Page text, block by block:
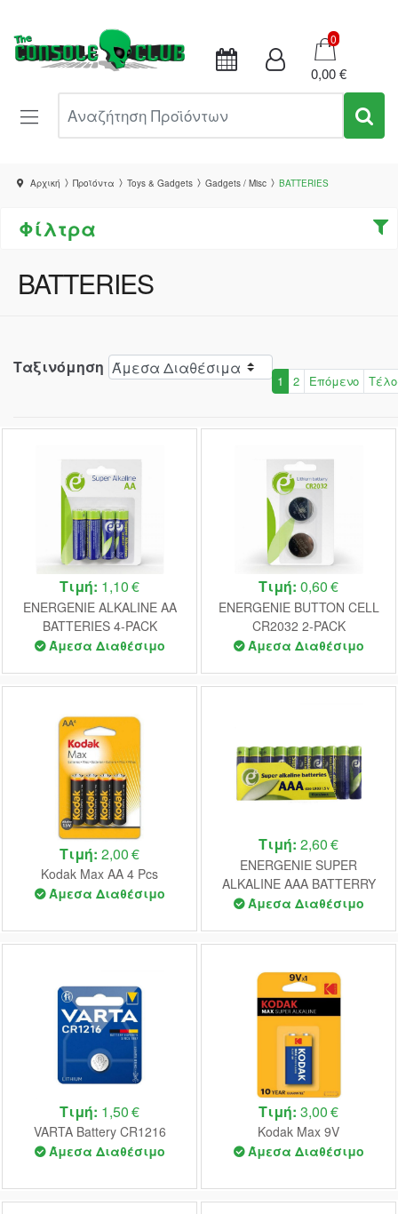
Καλάθι
0
0,00 €
Αρχική Προϊόντα Toys & Gadgets Gadgets / Misc BATTERIES
Φίλτρα
BATTERIES
Ταξινόμηση
1 2 Επόμενο
Τιμή: 1,10 €
ENERGENIE ALKALINE AA
BATTERIES 4-PACK
Άμεσα Διαθέσιμο
Τιμή: 0,60 €
ENERGENIE BUTTON CELL
CR2032 2-PACK
Άμεσα Διαθέσιμο
Τιμή: 2,00 €
Kodak Max AA 4 Pcs
Άμεσα Διαθέσιμο
Τιμή: 2,60 €
ENERGENIE SUPER
ALKALINE AAA BATTERRY
10PACK
Άμεσα Διαθέσιμο
Τιμή: 1,50 €
VARTA Battery CR1216
Άμεσα Διαθέσιμο
Τιμή: 3,00 €
Kodak Max 9V
Άμεσα Διαθέσιμο